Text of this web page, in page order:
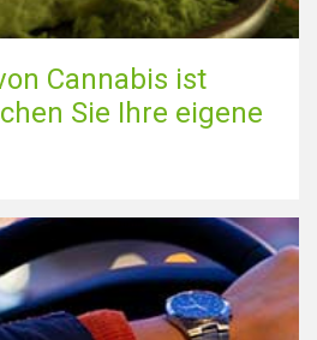
Cannabis ist
Sie Ihre eigene